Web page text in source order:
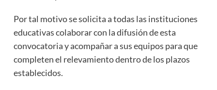
Por tal motivo se solicita a todas las instituciones
educativas colaborar con la difusión de esta
convocatoria y acompañar a sus equipos para que
completen el relevamiento dentro de los plazos
establecidos.